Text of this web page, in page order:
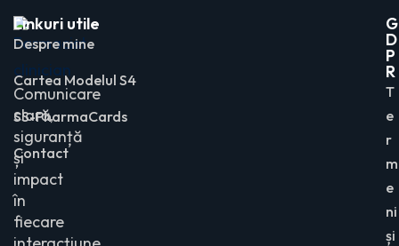
Comunicare
clară,
siguranță
și
impact
în
fiecare
Linkuri utile
Despre mine
Cartea Modelul S4
SS-PharmaCards
Contact
G
D
P
R
T
e
r
m
e
ni
și